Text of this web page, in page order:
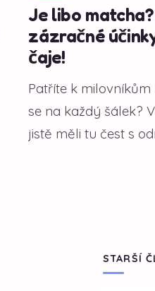
Je libo
zázračné
čaje!
Patříte k
se na každý šálek?
jistě měli tu čest s
STARŠÍ